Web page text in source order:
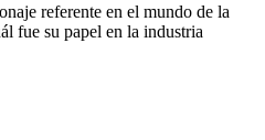
referente en el mundo de la
fue su papel en la industria